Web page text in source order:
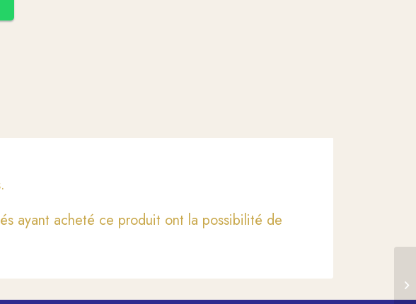
ayant acheté ce produit ont la possibilité de